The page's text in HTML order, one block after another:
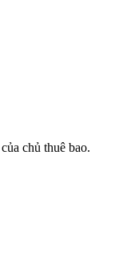
chủ thuê bao.